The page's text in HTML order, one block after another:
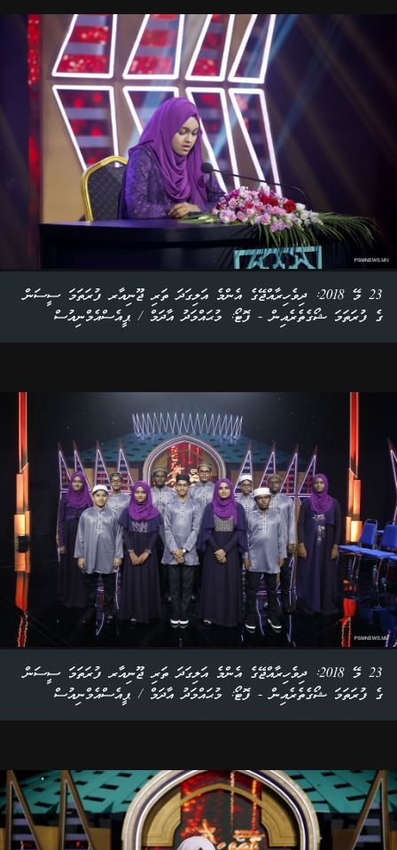
23 މޭ 2018: ދިވެހިރާއްޖޭގެ އެންމެ އަލިގަދަ ތަރި ޖޫނިއާރ ފުރަތަމަ ސީސަން
ގެ ފުރަތަމަ ޝޯގެތެރެއިން - ފޮޓޯ: މުޙައްމަދު އާދަމް / ޕީއެސްއެމްނިއުސް
23 މޭ 2018: ދިވެހިރާއްޖޭގެ އެންމެ އަލިގަދަ ތަރި ޖޫނިއާރ ފުރަތަމަ ސީސަން
ގެ ފުރަތަމަ ޝޯގެތެރެއިން - ފޮޓޯ: މުޙައްމަދު އާދަމް / ޕީއެސްއެމްނިއުސް